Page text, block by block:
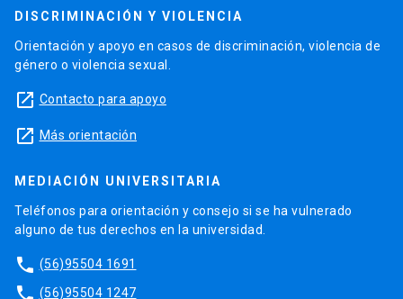
DISCRIMINACIÓN Y VIOLENCIA
Orientación y apoyo en casos de discriminación, violencia de
género o violencia sexual.
launch Contacto para apoyo
launch Más orientación
MEDIACIÓN UNIVERSITARIA
Teléfonos para orientación y consejo si se ha vulnerado
alguno de tus derechos en la universidad.
phone (56)95504 1691
phone (56)95504 1247